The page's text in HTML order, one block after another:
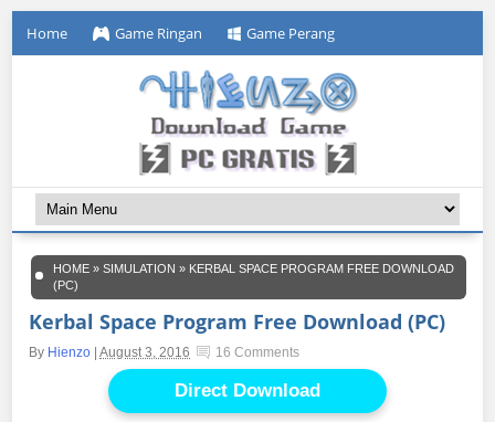
Home Game Ringan Game Perang
HOME »SIMULATION » KERBAL SPACE PROGRAM FREE DOWNLOAD
(PC)
Kerbal Space Program Free Download (PC)
By Hienzo |August 3, 2016 16 Comments
Direct Download